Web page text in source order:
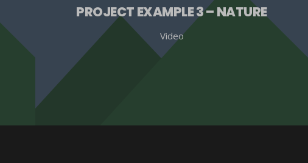
PROJECT EXAMPLE 3 – NATURE
Video